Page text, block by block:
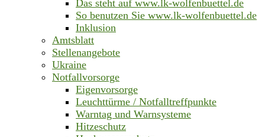
Das steht auf www.lk-wolfenbuettel.de
So benutzen Sie www.lk-wolfenbuettel.de
Inklusion
Amtsblatt
Stellenangebote
Ukraine
Notfallvorsorge
Eigenvorsorge
Leuchttürme / Notfalltreffpunkte
Warntag und Warnsysteme
Hitzeschutz